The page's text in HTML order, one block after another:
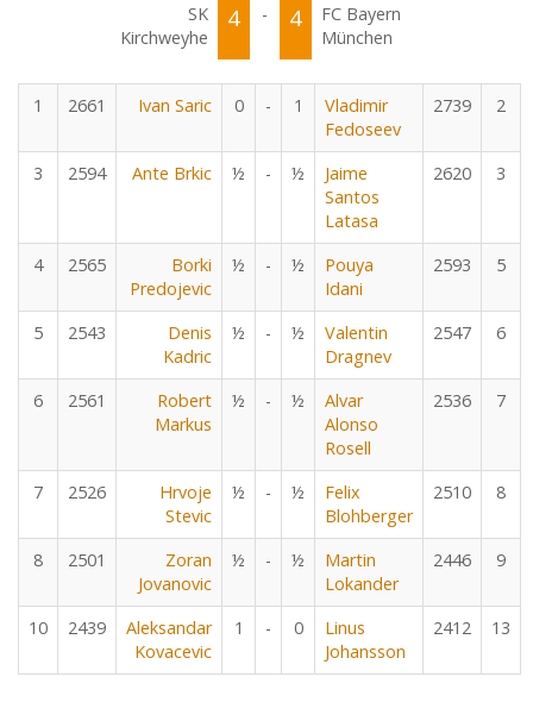
SK
Kirchweyhe
4 - 4
FC Bayern
München
1 2661 Ivan Saric 0 - 1
Vladimir
Fedoseev
2739 2
3 2594 Ante Brkic ½ - ½
Jaime
Santos
Latasa
2620 3
4 2565
Borki
Predojevic
½ - ½
Pouya
Idani
2593 5
5 2543
Denis
Kadric
½ - ½
Valentin
Dragnev
2547 6
6 2561
Robert
Markus
½ - ½
Alvar
Alonso
Rosell
2536 7
7 2526
Hrvoje
Stevic
½ - ½
Felix
Blohberger
2510 8
8 2501
Zoran
Jovanovic
½ - ½
Martin
Lokander
2446 9
10 2439
Aleksandar
Kovacevic
1 - 0
Linus
Johansson
2412 13